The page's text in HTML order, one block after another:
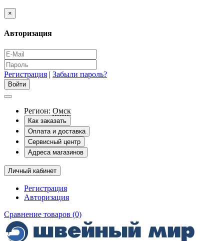
×
Авторизация
Регистрация | Забыли пароль?
Регион: Омск
Как заказать
Оплата и доставка
Сервисный центр
Адреса магазинов
Личный кабинет
Регистрация
Авторизация
Сравнение товаров (0)